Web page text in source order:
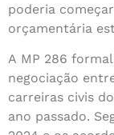
poderia
orçamentária
A MP 286
negociação
carreiras civis
ano passado.